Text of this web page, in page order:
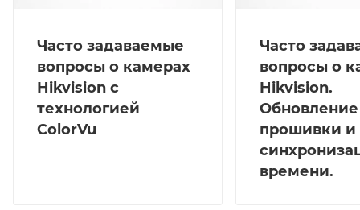
Часто задаваемые
вопросы о камерах
Hikvision с
технологией
ColorVu
Часто
вопросы о
Hikvision.
Обновление
прошивки и
времени.